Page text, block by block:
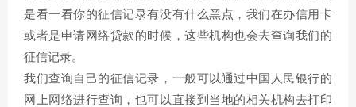
是看一看你的征信记录有没有什么黑点，我们在办信用卡
或者是申请网络贷款的时候，这些机构也会去查询我们的
征信记录。
我们查询自己的征信记录，一般可以通过中国人民银行的
网上网络进行查询，也可以直接到当地的相关机构去打印